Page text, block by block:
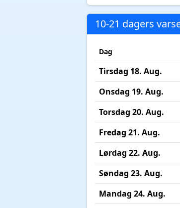
10-21 dagers
Dag
Tirsdag 18. Aug.
Onsdag 19. Aug.
Torsdag 20. Aug.
Fredag 21. Aug.
Lørdag 22. Aug.
Søndag 23. Aug.
Mandag 24. Aug.